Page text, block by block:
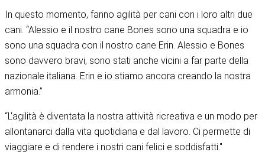
In questo momento, fanno agilità per cani con i loro altri due
cani. “Alessio e il nostro cane Bones sono una squadra e io
sono una squadra con il nostro cane Erin. Alessio e Bones
sono davvero bravi, sono stati anche vicini a far parte della
nazionale italiana. Erin e io stiamo ancora creando la nostra
armonia.”
“L'agilità è diventata la nostra attività ricreativa e un modo per
allontanarci dalla vita quotidiana e dal lavoro. Ci permette di
viaggiare e di rendere i nostri cani felici e soddisfatti."